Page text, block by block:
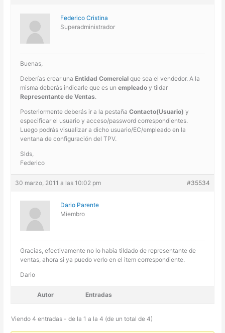
Federico Cristina
Superadministrador
Buenas,
Deberías crear unaEntidad Comercial que sea el vendedor. A la
misma deberás indicarle que es unempleado y tildar
Representante de Ventas.
Posteriormente deberás ir a la pestañaContacto(Usuario) y
especificar el usuario y acceso/password correspondientes.
Luego podrás visualizar a dicho usuario/EC/empleado en la
ventana de configuración del TPV.
Slds,
Federico
30 marzo, 2011 a las 10:02 pm #35534
Dario Parente
Miembro
Gracias, efectivamente no lo habia tildado de representante de
ventas, ahora si ya puedo verlo en el item correspondiente.
Dario
Autor Entradas
Viendo 4 entradas - de la 1 a la 4 (de un total de 4)